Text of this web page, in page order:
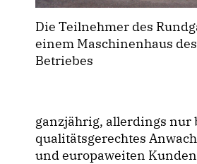
Die Teilnehmer des
einem Maschinenhaus des
Betriebes
ganzjährig, allerdings nur
qualitätsgerechtes
und europaweiten